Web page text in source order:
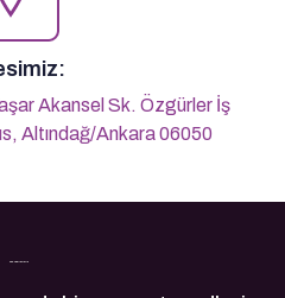
Akansel Sk. Özgürler İş
Altındağ/Ankara 06050
Son Yazılarımız